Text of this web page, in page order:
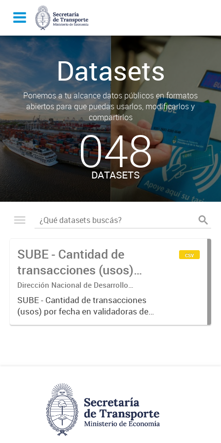
Datasets
Ponemos a tu alcance datos públicos en formatos
abiertos para que puedas usarlos, modificarlos y
compartirlos
048
DATASETS
SUBE - Cantidad de
transacciones (usos)
por fecha
Dirección Nacional de Desarrollo
Tecnológico - Ministerio de Transporte.
SUBE - Cantidad de transacciones
(usos) por fecha en validadoras de
la red SUBE.
csv